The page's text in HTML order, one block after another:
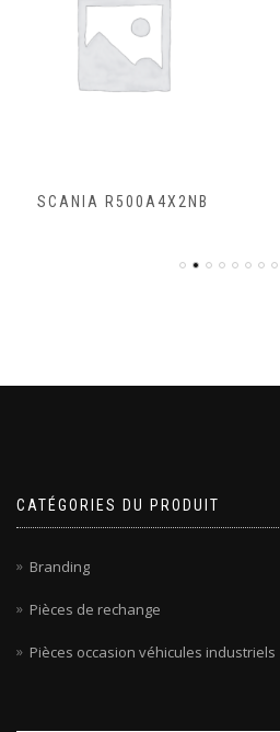
SCANIA R500A4X2NB
CATÉGORIES DU PRODUIT
Branding
Pièces de rechange
Pièces occasion véhicules industriels